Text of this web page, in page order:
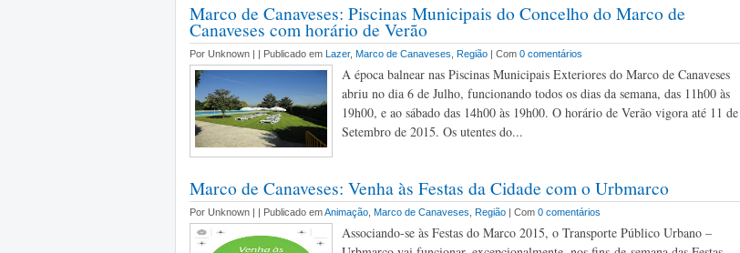
Marco de Canaveses: Piscinas Municipais do Concelho do Marco de
Canaveses com horário de Verão
Por Unknown | | Publicado em Lazer, Marco de Canaveses Região | Com 0 comentários
A época balnear nas Piscinas Municipais Exteriores do Marco de Canaveses
abriu no dia 6 de Julho, funcionando todos os dias da semana, das 11h00 às
19h00, e ao sábado das 14h00 às 19h00. O horário de Verão vigora até 11 de
Setembro de 2015. Os utentes do...
Marco de Canaveses: Venha às Festas da Cidade com o Urbmarco
Por Unknown | | Publicado emAnimação Marco de Canaveses Região | Com 0 comentários
Associando-se às Festas do Marco 2015, o Transporte Público Urbano –